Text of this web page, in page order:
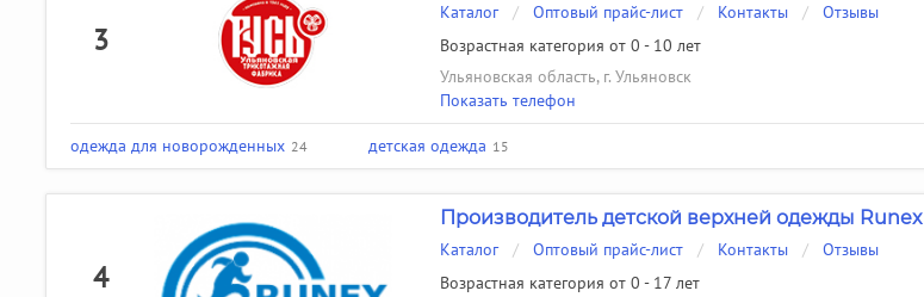
3
Каталог / Оптовый прайс-лист / Контакты /
Отзывы
Возрастная категория от 0 - 10 лет
Ульяновская область, г. Ульяновск
Показать телефон
одежда для новорожденных 24 детская одежда 15
4
Производитель детской верхней одежды Runex
Каталог / Оптовый прайс-лист / Контакты /
Отзывы
Возрастная категория от 0 - 17 лет